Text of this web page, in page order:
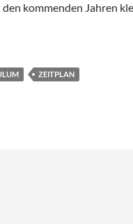
kommenden Jahren
ZEITPLAN